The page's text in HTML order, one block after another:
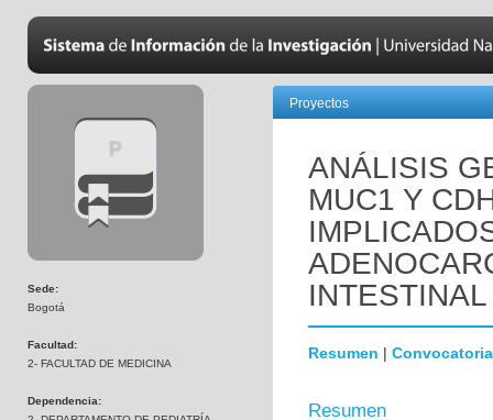
Sede:
Bogotá
Facultad:
2- FACULTAD DE MEDICINA
Dependencia:
Proyectos
ANÁLISIS
MUC1 Y
INTESTINAL
Resumen | Convocatoria
Resumen